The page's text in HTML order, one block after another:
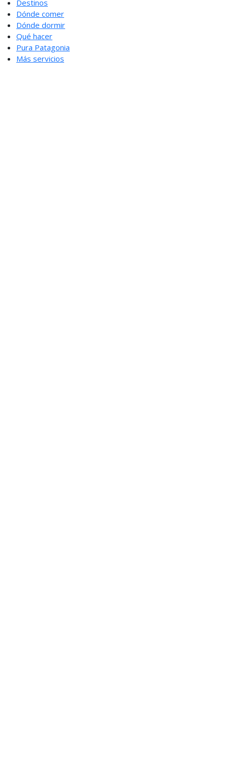
Destinos
Dónde comer
Dónde dormir
Qué hacer
Pura Patagonia
Más servicios